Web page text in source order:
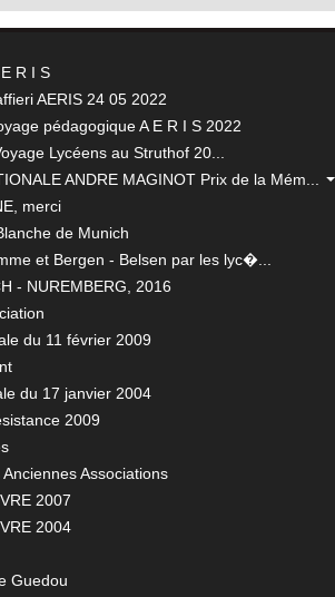
R I S
AERIS 24 05 2022
pédagogique A E R I S 2022
Lycéens au Struthof 20...
ANDRE MAGINOT Prix de la Mém...
merci
de Munich
et Bergen - Belsen par les lyc�...
- NUREMBERG, 2016
du 11 février 2009
du 17 janvier 2004
2009
Associations
2007
2004
Guedou